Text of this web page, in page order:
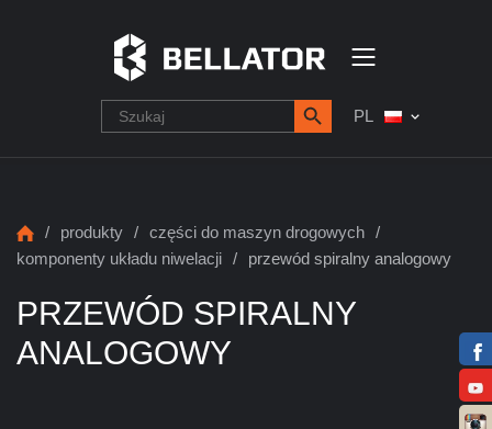
PL
/ produkty / części do maszyn drogowych /
komponenty układu niwelacji / przewód spiralny analogowy
PRZEWÓD SPIRALNY
ANALOGOWY